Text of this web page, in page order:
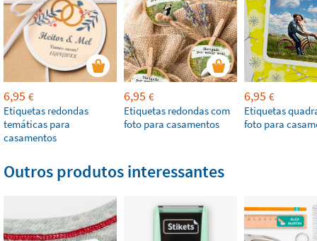
6,95 €
Etiquetas redondas
temáticas para
casamentos
6,95 €
Etiquetas redondas com
foto para casamentos
6,95 €
Etiquetas
foto para
Outros produtos interessantes